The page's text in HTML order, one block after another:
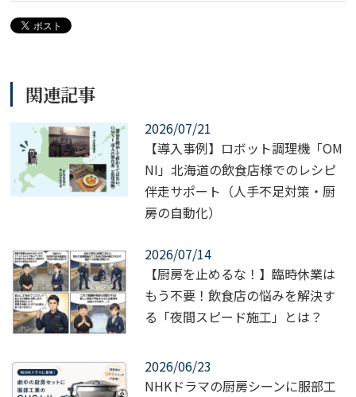
関連記事
2026/07/21
【導入事例】ロボット調理機「OM
NI」北海道の飲食店様でのレシピ
伴走サポート（人手不足対策・厨
房の自動化）
2026/07/14
【厨房を止めるな！】臨時休業は
もう不要！飲食店の悩みを解決す
る「夜間スピード施工」とは？
2026/06/23
NHKドラマの厨房シーンに服部工